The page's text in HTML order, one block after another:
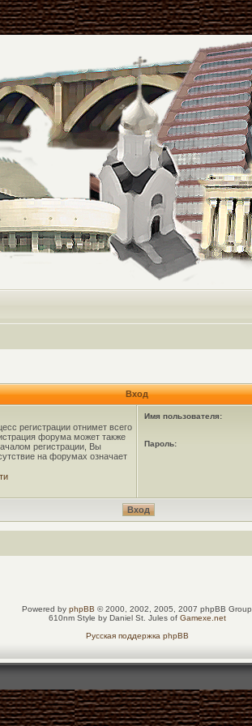
Вход
регистрации отнимет всего
форума может также
регистрации, Вы
на форумах означает
Имя пользователя:
Пароль:
Powered by phpBB © 2000, 2002, 2005, 2007 phpBB Group
610nm Style by Daniel St. Jules of Gamexe.net
Русская поддержка phpBB